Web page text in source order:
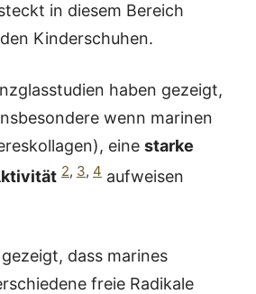
in diesem Bereich
Kinderschuhen.
haben gezeigt,
wenn marinen
eine starke
2, 3, 4 aufweisen
dass marines
freie Radikale